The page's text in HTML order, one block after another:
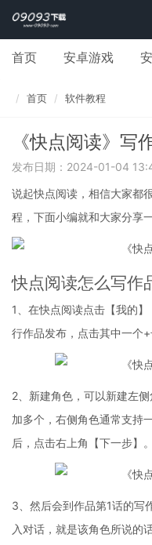
首页 安卓游戏
首页 软件教程
《快点阅读》写
发布日期：2024-01-04
说起快点阅读，相信大家都
程，下面小编就和大家分享一
快点阅读怎么写作
1、在快点阅读点击【我的
行作品发布，点击其中一个+
2、新建角色，可以新建左
加多个，右侧角色通常支持
后，点击右上角【下一步】。
3、然后会到作品第1话的写
入对话，就是该角色所说的